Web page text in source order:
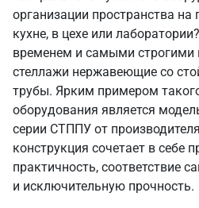
организации пространства на
кухне, в цехе или
временем и самыми
стеллажи нержавеющие со
трубы. Ярким примером
оборудования является
серии СТППУ от
конструкция сочетает в себе
практичность, соответствие
и исключительную прочность.